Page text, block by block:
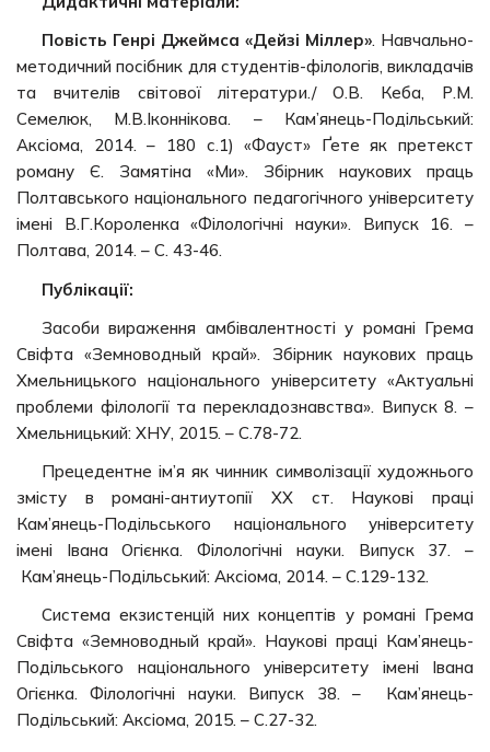
Повість Генрі Джеймса «Дейзі Міллер». Навчально-
методичний посібник для студентів-філологів, викладачів
та вчителів світової літератури./ О.В. Кеба, Р.М.
Семелюк, М.В.Іконнікова. – Кам’янець-Подільський:
Аксіома, 2014. – 180 с.1) «Фауст» Ґете як претекст
роману Є. Замятіна «Ми». Збірник наукових праць
Полтавського національного педагогічного університету
імені В.Г.Короленка «Філологічні науки». Випуск 16. –
Полтава, 2014. – С. 43-46.
Публікації:
Засоби вираження амбівалентності у романі Грема
Свіфта «Земноводный край». Збірник наукових праць
Хмельницького національного університету «Актуальні
проблеми філології та перекладознавства». Випуск 8. –
Хмельницький: ХНУ, 2015. – С.78-72.
Прецедентне ім’я як чинник символізації художнього
змісту в романі-антиутопії ХХ ст. Наукові праці
Кам’янець-Подільського національного університету
імені Івана Огієнка. Філологічні науки. Випуск 37. –
Кам’янець-Подільський: Аксіома, 2014. – С.129-132.
Система екзистенцій них концептів у романі Грема
Свіфта «Земноводный край». Наукові праці Кам’янець-
Подільського національного університету імені Івана
Огієнка. Філологічні науки. Випуск 38. – Кам’янець-
Подільський: Аксіома, 2015. – С.27-32.